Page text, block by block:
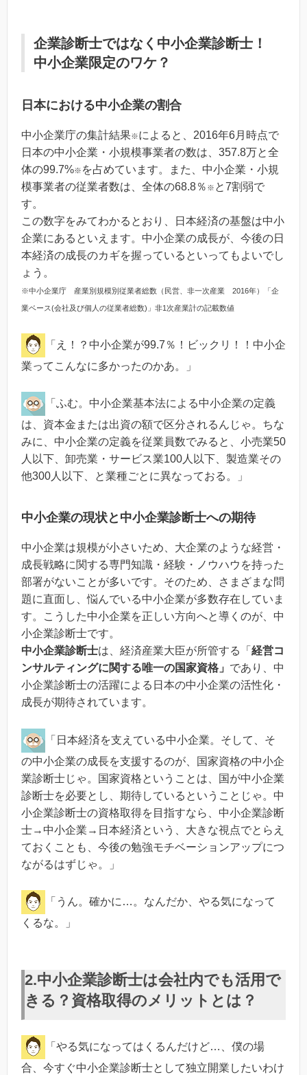
企業診断士ではなく中小企業診断士！
中小企業限定のワケ？
日本における中小企業の割合
中小企業庁の集計結果※によると、2016年6月時点で
日本の中小企業・小規模事業者の数は、357.8万と全
体の99.7%※ を占めています。また、中小企業・小規
模事業者の従業者数は、全体の68.8％ ※ と7割弱で
す。
この数字をみてわかるとおり、日本経済の基盤は中小
企業にあるといえます。中小企業の成長が、今後の日
本経済の成長のカギを握っているといってもよいでし
ょう。
※中小企業庁 産業別規模別従業者総数（民営、非一次産業 2016年）「企
業ベース(会社及び個人の従業者総数)」非1次産業計の記載数値
「え！？中小企業が99.7％！ビックリ！！中小企
業ってこんなに多かったのかあ。」
「ふむ。中小企業基本法による中小企業の定義
は、資本金または出資の額で区分されるんじゃ。ちな
みに、中小企業の定義を従業員数でみると、小売業50
人以下、卸売業・サービス業100人以下、製造業その
他300人以下、と業種ごとに異なっておる。」
中小企業の現状と中小企業診断士への期待
中小企業は規模が小さいため、大企業のような経営・
成長戦略に関する専門知識・経験・ノウハウを持った
部署がないことが多いです。そのため、さまざまな問
題に直面し、悩んでいる中小企業が多数存在していま
す。こうした中小企業を正しい方向へと導くのが、中
小企業診断士です。
中小企業診断士は、経済産業大臣が所管する「 経営コ
ンサルティングに関する唯一の国家資格」 であり、中
小企業診断士の活躍による日本の中小企業の活性化・
成長が期待されています。
「日本経済を支えている中小企業。そして、そ
の中小企業の成長を支援するのが、国家資格の中小企
業診断士じゃ。国家資格ということは、国が中小企業
診断士を必要とし、期待しているということじゃ。中
小企業診断士の資格取得を目指すなら、中小企業診断
士→中小企業→日本経済という、大きな視点でとらえ
ておくことも、今後の勉強モチベーションアップにつ
ながるはずじゃ。」
「うん。確かに…。なんだか、やる気になって
くるな。」
2.中小企業診断士は会社内でも活用で
きる？資格取得のメリットとは？
「やる気になってはくるんだけど…、僕の場
合、今すぐ中小企業診断士として独立開業したいわけ